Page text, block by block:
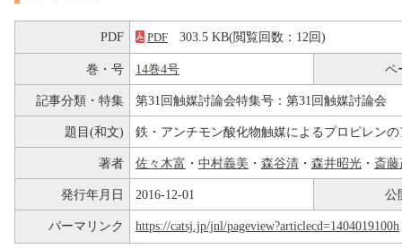
PDF PDF 303.5 KB(閲覧回数：12回)
巻・号 14巻4号 ペ
記事分類・特集 第31回触媒討論会特集号：第31回触媒討論会
題目(和文) 鉄・アンチモン酸化物触媒によるプロピレン
著者 佐々木富 ・ 中村義美 ・ 森谷清 ・ 森井昭光 ・ 斎藤
発行年月日 2016-12-01 公
パーマリンク https://catsj.jp/jnl/pageview?articlecd=1404019100h